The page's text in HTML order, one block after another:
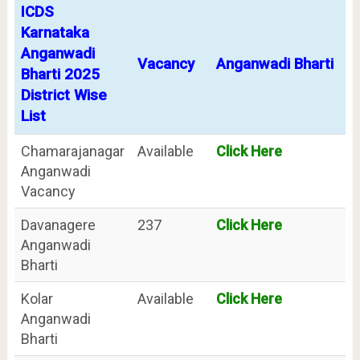
ICDS
Karnataka
Anganwadi
Bharti 2025
District Wise
List
Vacancy Anganwadi Bharti
Chamarajanagar
Anganwadi
Vacancy
Available Click Here
Davanagere
Anganwadi
Bharti
237 Click Here
Kolar
Anganwadi
Bharti
Available Click Here